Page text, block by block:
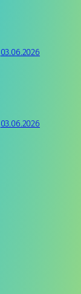
03.06.2026
03.06.2026